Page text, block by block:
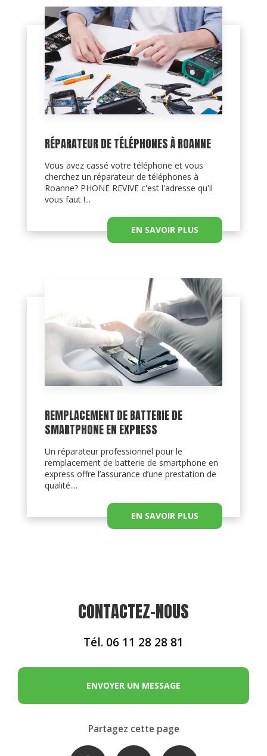
RÉPARATEUR DE TÉLÉPHONES À ROANNE
Vous avez cassé votre téléphone et vous
cherchez un réparateur de téléphones à
Roanne? PHONE REVIVE c'est l'adresse qu'il
vous faut !...
EN SAVOIR PLUS
REMPLACEMENT DE BATTERIE DE
SMARTPHONE EN EXPRESS
Un réparateur professionnel pour le
remplacement de batterie de smartphone en
express offre l’assurance d’une prestation de
qualité....
EN SAVOIR PLUS
CONTACTEZ-NOUS
Tél. 06 11 28 28 81
ENVOYER UN MESSAGE
Partagez cette page
Facebook